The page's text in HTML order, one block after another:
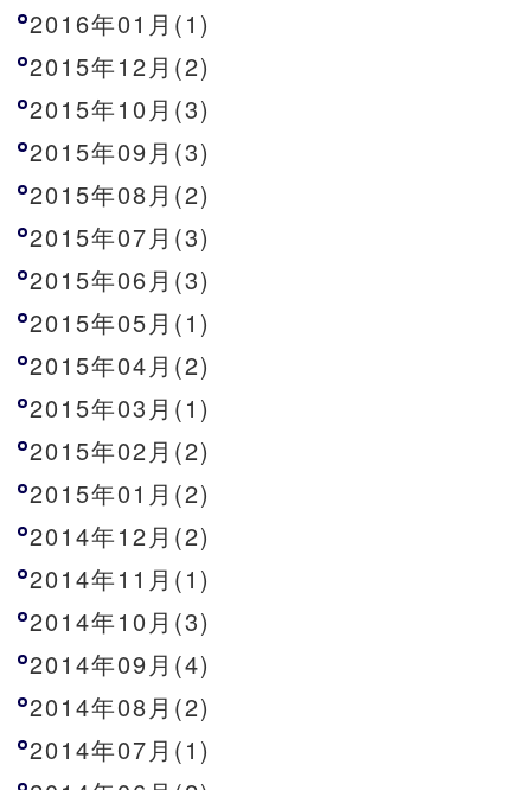
2016年01月(1)
2015年12月(2)
2015年10月(3)
2015年09月(3)
2015年08月(2)
2015年07月(3)
2015年06月(3)
2015年05月(1)
2015年04月(2)
2015年03月(1)
2015年02月(2)
2015年01月(2)
2014年12月(2)
2014年11月(1)
2014年10月(3)
2014年09月(4)
2014年08月(2)
2014年07月(1)